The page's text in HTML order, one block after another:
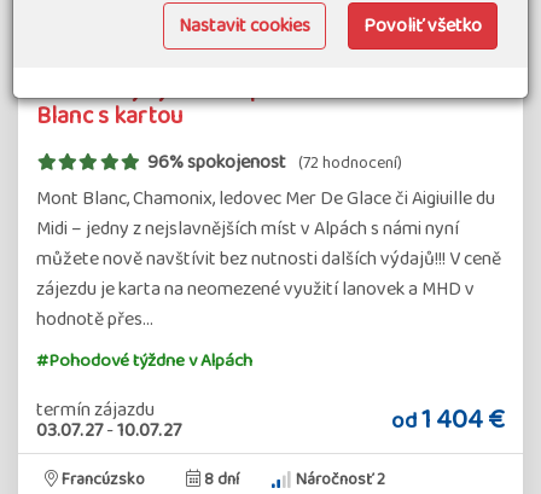
Pohodový týden v Alpách - Chamonix – Mont
Blanc s kartou
96% spokojenost (72 hodnocení)
Mont Blanc, Chamonix, ledovec Mer De Glace či Aigiuille du
Midi – jedny z nejslavnějších míst v Alpách s námi nyní
můžete nově navštívit bez nutnosti dalších výdajů!!! V ceně
zájezdu je karta na neomezené využití lanovek a MHD v
hodnotě přes…
#Pohodové týždne v Alpách
termín zájazdu
03.07.27-10.07.27 od1 404 €
Francúzsko 8 dní Náročnosť 2
Nastavit cookies Povoliť všetko